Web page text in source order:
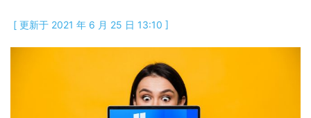
[ 更新于 2021 年 6 月 25 日 13:10 ]